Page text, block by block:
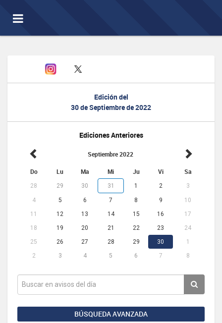
Toggle
navigation
Edición del
30 de Septiembre de 2022
Ediciones Anteriores
Septiembre 2022
Do Lu Ma Mi Ju Vi Sa
28 29 30 31 1 2 3
4 5 6 7 8 9
10
11
12 13 14 15 16
17
18
19 20 21 22 23
24
25
26 27 28 29 30
1
2
3 4 5 6 7 8
BÚSQUEDA AVANZADA